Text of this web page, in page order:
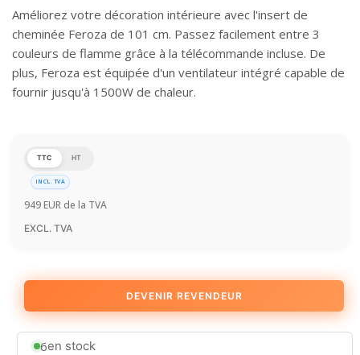
Améliorez votre décoration intérieure avec l'insert de
cheminée Feroza de 101 cm. Passez facilement entre 3
couleurs de flamme grâce à la télécommande incluse. De
plus, Feroza est équipée d'un ventilateur intégré capable de
fournir jusqu'à 1500W de chaleur.
TTC HT
INCL. TVA
949EUR de la TVA
EXCL. TVA
DEVENIR REVENDEUR
6en stock